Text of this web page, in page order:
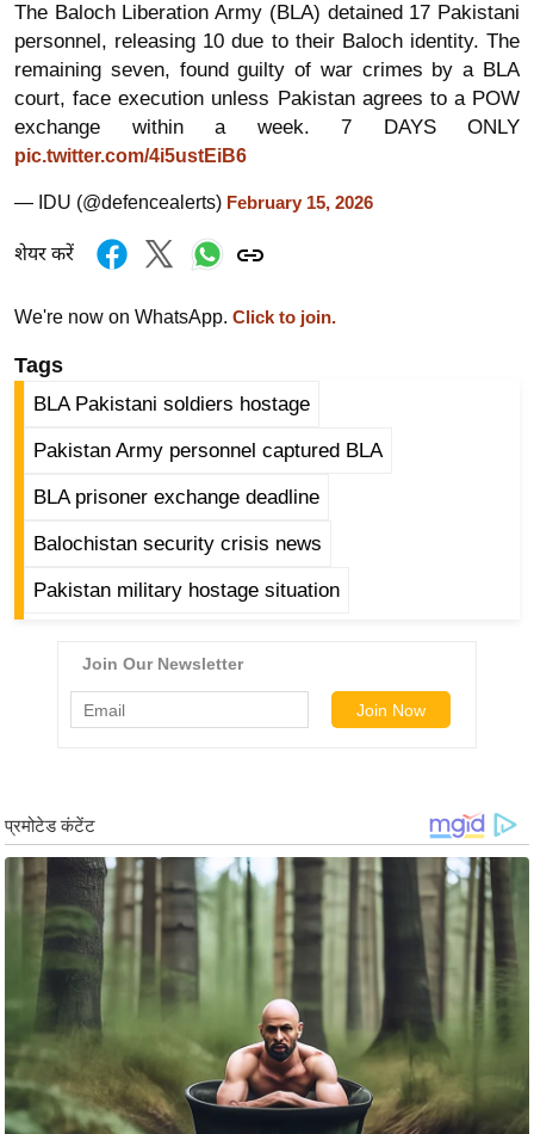
टो
व
र्ल्ड
न्यू
ज
फ
म
रं
न
ज
ग
बॉ
ली
ड
स
मी
क्षा
e
k
i
n
The Baloch Liberation Army (BLA) detained 17 Pakistani
personnel, releasing 10 due to their Baloch identity. The
remaining seven, found guilty of war crimes by a BLA
court, face execution unless Pakistan agrees to a POW
exchange within a week. 7 DAYS ONLY
pic.twitter.com/4i5ustEiB6
— IDU (@defencealerts) February 15, 2026
शेयर करें
We're now on WhatsApp. Click to join.
Tags
BLA Pakistani soldiers hostage
Pakistan Army personnel captured BLA
BLA prisoner exchange deadline
Balochistan security crisis news
Pakistan military hostage situation